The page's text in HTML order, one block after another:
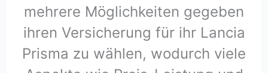
mehrere Möglichkeiten gegeben
ihren Versicherung für ihr Lancia
Prisma zu wählen, wodurch viele